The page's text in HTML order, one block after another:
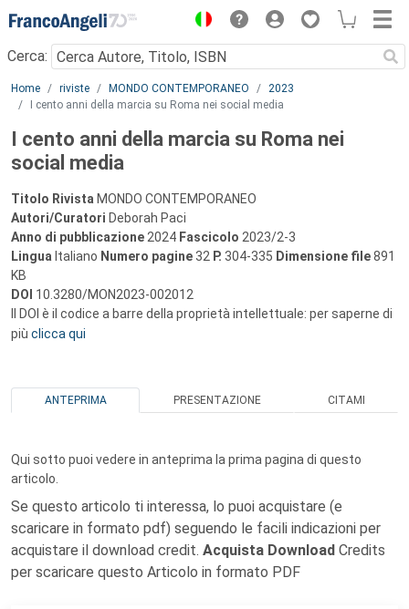
Menu
Cerca:
Main content
Home riviste MONDO CONTEMPORANEO
2023
I cento anni della marcia su Roma nei social media
I cento anni della marcia su Roma nei
social media
Titolo Rivista MONDO CONTEMPORANEO
Autori/Curatori Deborah Paci
Anno di pubblicazione 2024 Fascicolo 2023/2-3
Lingua Italiano Numero pagine 32 P. 304-335 Dimensione file891
KB
DOI 10.3280/MON2023-002012
Il DOI è il codice a barre della proprietà intellettuale: per saperne di
più clicca qui
ANTEPRIMA PRESENTAZIONE CITAMI
Qui sotto puoi vedere in anteprima la prima pagina di questo
articolo.
Se questo articolo ti interessa, lo puoi acquistare (e
scaricare in formato pdf) seguendo le facili indicazioni per
acquistare il download credit. Acquista Download Credits
per scaricare questo Articolo in formato PDF